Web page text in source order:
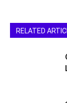
RELATED